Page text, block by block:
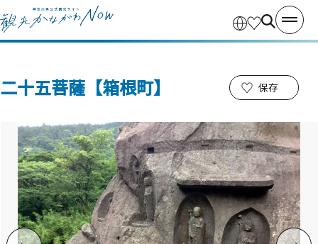
二十五菩薩【箱根町】 保存